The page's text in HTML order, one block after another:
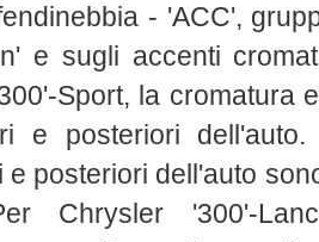
- 'ACC',
e sugli accenti
Sport, la cromatura
e posteriori
e posteriori dell'auto
Chrysler '300'-